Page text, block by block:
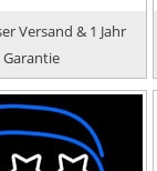
Versand & 1 Jahr
Garantie